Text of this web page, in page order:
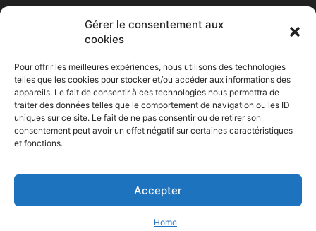
Gérer le consentement aux
cookies
Pour offrir les meilleures expériences, nous utilisons des technologies
telles que les cookies pour stocker et/ou accéder aux informations des
appareils. Le fait de consentir à ces technologies nous permettra de
traiter des données telles que le comportement de navigation ou les ID
uniques sur ce site. Le fait de ne pas consentir ou de retirer son
consentement peut avoir un effet négatif sur certaines caractéristiques
et fonctions.
Accepter
Home
SUIVEZ NOUS
Accueil Economie Entreprises Entrepreneur Afrique
HIGH-TECH Auto-Moto
© Challenges.tn By AAKOM.DIGITAL